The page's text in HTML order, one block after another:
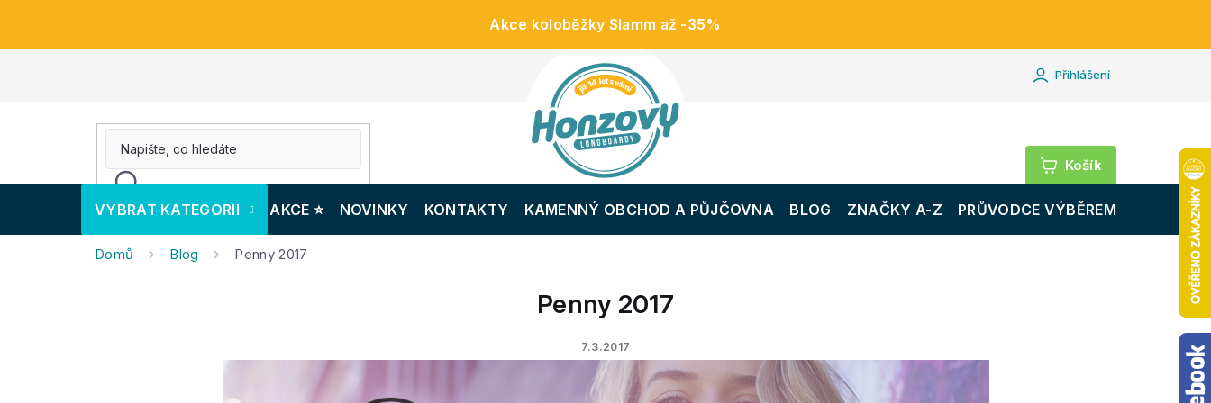
Akce koloběžky Slamm až -35%
Přihlášení
Nákupní
košík
VYBRAT KATEGORII AKCE ⭐️ NOVINKY KONTAKTY KAMENNÝ OBCHOD A PŮJČOVNA BLOG ZNAČKY A-Z PRŮVODCE VÝBĚREM
Domů Blog Penny 2017
Penny 2017
7.3.2017